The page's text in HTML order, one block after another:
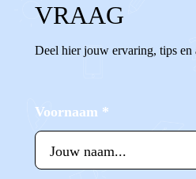
VRAAG
Deel hier jouw ervaring, tips en
Voornaam *